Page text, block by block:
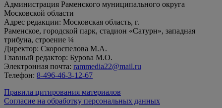
Администрация Раменского муниципального округа
Московской области
Адрес редакции: Московская область, г.
Раменское, городской парк, стадион «Сатурн», западная
трибуна, строение ¼
Директор: Скороспелова М.А.
Главный редактор: Бурова М.О.
Электронная почта: rammedia22@mail.ru
Телефон: 8-496-46-3-12-67
Правила цитирования материалов
Согласие на обработку персональных данных